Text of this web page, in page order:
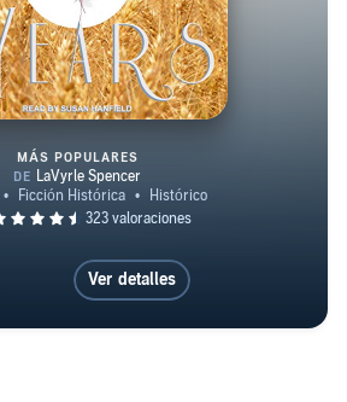
Years
MÁS POPULARES
Ver detalles